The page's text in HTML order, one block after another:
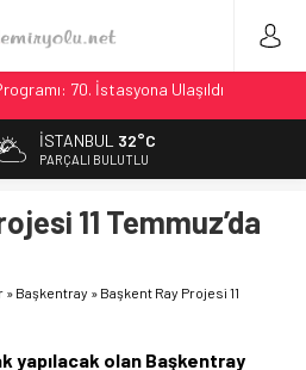
70. İstasyona Ulaşıldı
Lider, Class 99’lar 2026’da Yolda
Tarihi Entegrasyon: GBR Anglia
TGV ile 28 Fransız Şehrine Tek Bilet
İHA Saldırısı: Zamanında Tahliye
İSTANBUL 32°C
PARÇALI BULUTLU
11 Temmuz’da
» Başkentray » Başkent Ray Projesi 11
yapılacak olan Başkentray